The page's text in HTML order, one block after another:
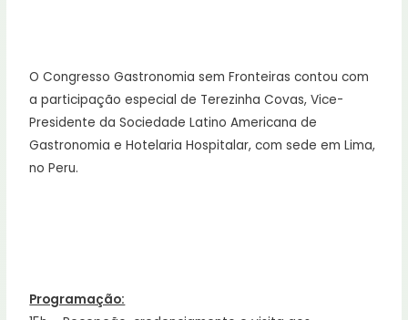
O Congresso Gastronomia sem Fronteiras contou com
a participação especial de Terezinha Covas, Vice-
Presidente da Sociedade Latino Americana de
Gastronomia e Hotelaria Hospitalar, com sede em Lima,
no Peru.
Programação: